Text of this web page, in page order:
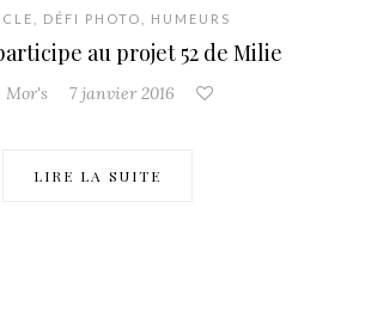
DÉFI PHOTO HUMEURS
au projet 52 de Milie
Mor's 7 janvier 2016
LIRE LA SUITE